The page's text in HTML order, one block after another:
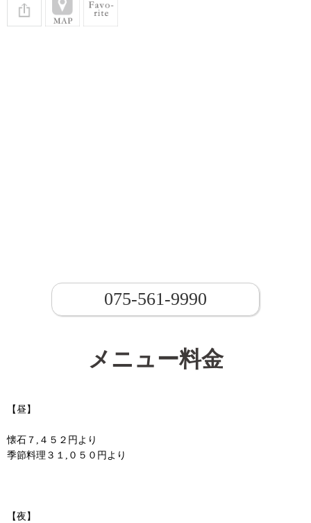
075-561-9990
メニュー料金
【昼】
懐石７,４５２円より
季節料理３１,０５０円より
【夜】